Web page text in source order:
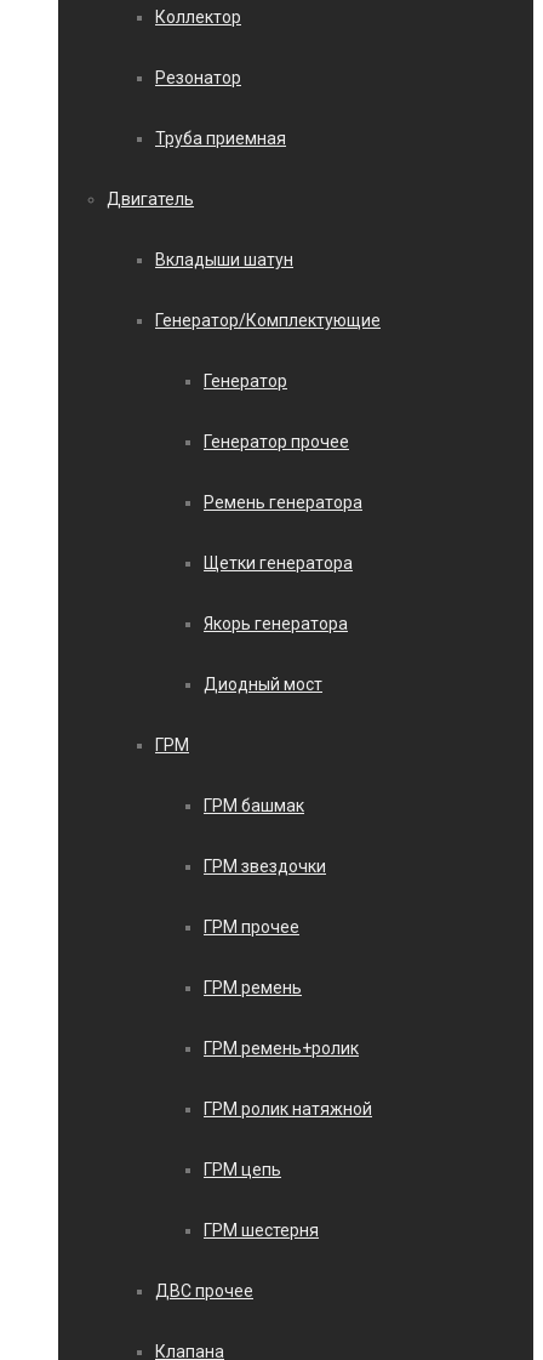
Коллектор
Резонатор
Труба приемная
Двигатель
Вкладыши шатун
Генератор/Комплектующие
Генератор
Генератор прочее
Ремень генератора
Щетки генератора
Якорь генератора
Диодный мост
ГРМ
ГРМ башмак
ГРМ звездочки
ГРМ прочее
ГРМ ремень
ГРМ ремень+ролик
ГРМ ролик натяжной
ГРМ цепь
ГРМ шестерня
ДВС прочее
Клапана